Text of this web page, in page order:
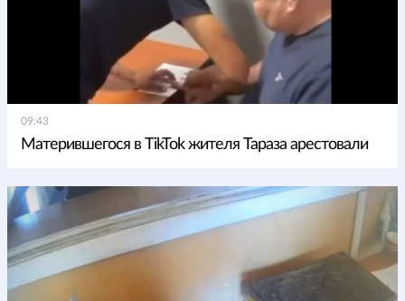
09:43
Матерившегося в TikTok жителя Тараза арестовали